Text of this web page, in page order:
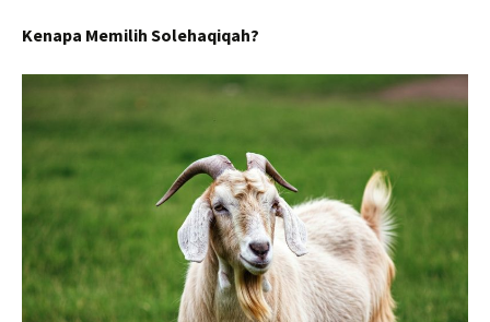
Kenapa Memilih Solehaqiqah?